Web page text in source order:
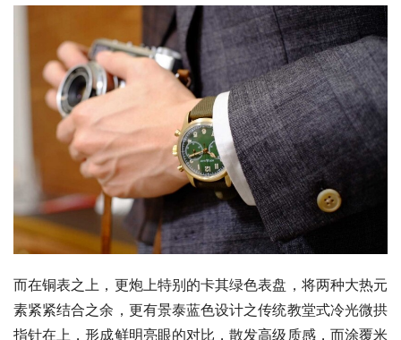
而在铜表之上，更炮上特别的卡其绿色表盘，将两种大热元
素紧紧结合之余，更有景泰蓝色设计之传统教堂式冷光微拱
指针在上，形成鲜明亮眼的对比，散发高级质感，而涂覆米